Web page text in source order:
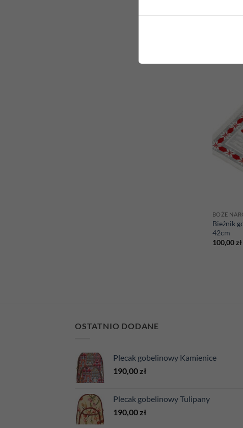
BOŻE
Bieżnik
42cm
100,00zł
OSTATNIO DODANE
Plecak gobelinowy Kamienice
190,00 zł
Plecak gobelinowy Tulipany
190,00 zł